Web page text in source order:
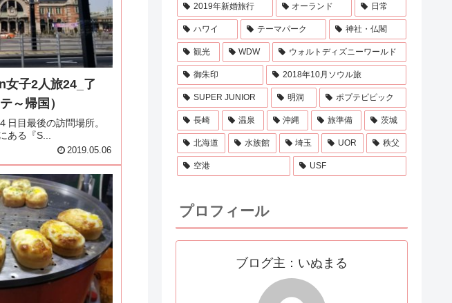
女子2人旅24_了
～帰国）
日目最後の訪問場所。
ある『S...
2019.05.06
2019年新婚旅行 オーランド 日常
ハワイ テーマパーク 神社・仏閣
観光 WDW ウォルトディズニーワールド
御朱印 2018年10月ソウル旅
SUPER JUNIOR 明洞 ポプテピピック
長崎 温泉 沖縄 旅準備 茨城
北海道 水族館 埼玉 UOR 秩父
空港 USF
プロフィール
ブログ主：いぬまる